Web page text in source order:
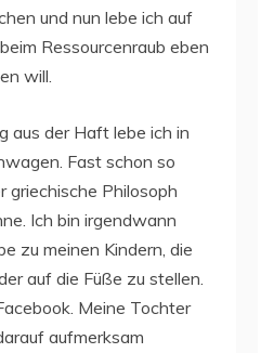
und nun lebe ich auf
Ressourcenraub eben
will.
aus der Haft lebe ich in
Fast schon so
griechische Philosoph
Ich bin irgendwann
zu meinen Kindern, die
auf die Füße zu stellen.
Meine Tochter
aufmerksam